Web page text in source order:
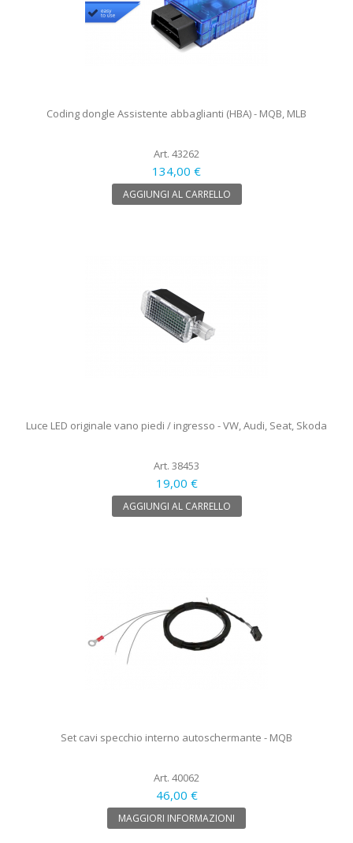
Coding dongle Assistente abbaglianti (HBA) - MQB, MLB
Art. 43262
134,00 €
AGGIUNGI AL CARRELLO
Luce LED originale vano piedi / ingresso - VW, Audi, Seat, Skoda
Art. 38453
19,00 €
AGGIUNGI AL CARRELLO
Set cavi specchio interno autoschermante - MQB
Art. 40062
46,00 €
MAGGIORI INFORMAZIONI